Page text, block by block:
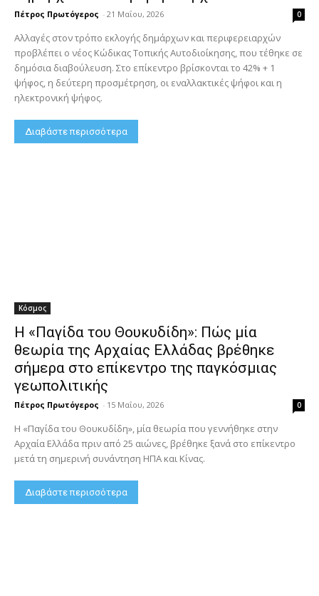
Πέτρος Πρωτόγερος - 21 Μαΐου, 2026 0
Αλλαγές στον τρόπο εκλογής δημάρχων και περιφερειαρχών
προβλέπει ο νέος Κώδικας Τοπικής Αυτοδιοίκησης, που τέθηκε σε
δημόσια διαβούλευση. Στο επίκεντρο βρίσκονται το 42% + 1
ψήφος, η δεύτερη προσμέτρηση, οι εναλλακτικές ψήφοι και η
ηλεκτρονική ψήφος.
Διαβάστε περισσότερα
Κόσμος
Η «Παγίδα του Θουκυδίδη»: Πώς μία
θεωρία της Αρχαίας Ελλάδας βρέθηκε
σήμερα στο επίκεντρο της παγκόσμιας
γεωπολιτικής
Πέτρος Πρωτόγερος - 15 Μαΐου, 2026 0
Η «Παγίδα του Θουκυδίδη», μία θεωρία που γεννήθηκε στην
Αρχαία Ελλάδα πριν από 25 αιώνες, βρέθηκε ξανά στο επίκεντρο
μετά τη σημερινή συνάντηση ΗΠΑ και Κίνας.
Διαβάστε περισσότερα